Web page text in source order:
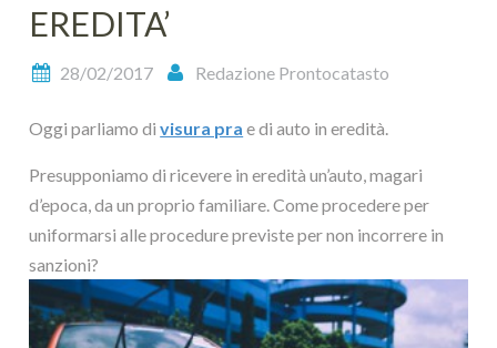
EREDITA’
28/02/2017 Redazione Prontocatasto
Oggi parliamo divisura pra e di auto in eredità.
Presupponiamo di ricevere in eredità un’auto, magari
d’epoca, da un proprio familiare. Come procedere per
uniformarsi alle procedure previste per non incorrere in
sanzioni?